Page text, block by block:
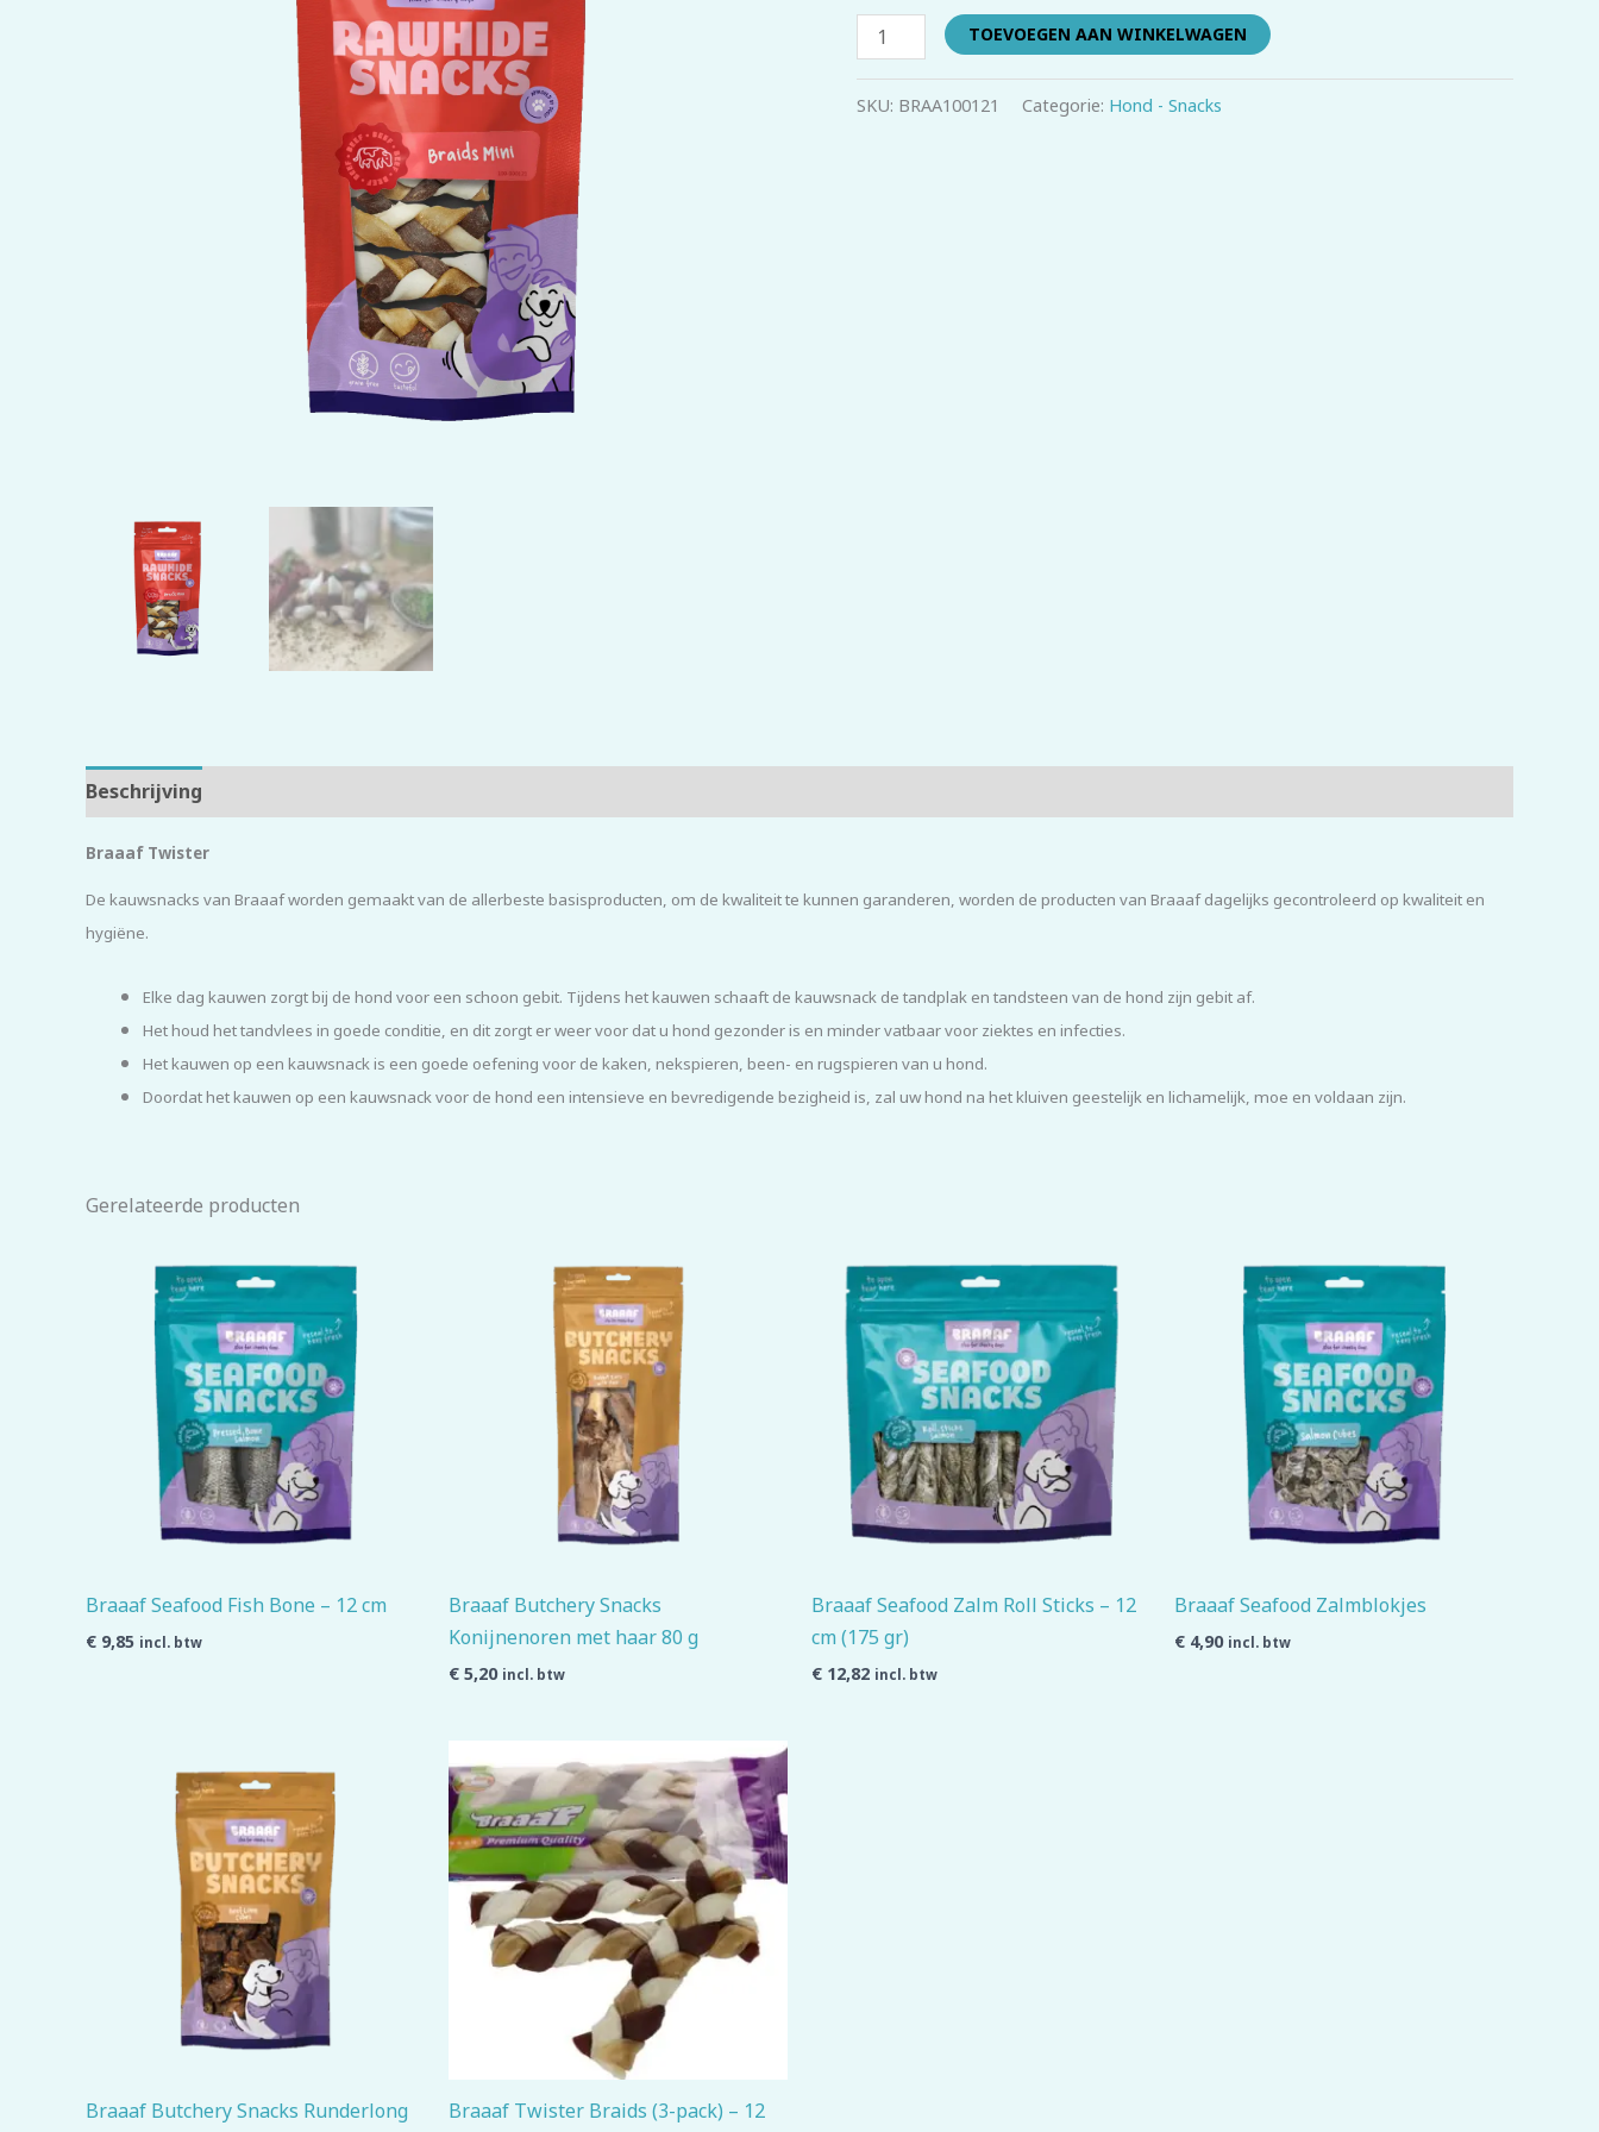
cm
aantal
TOEVOEGEN AAN WINKELWAGEN
SKU: BRAA100121 Categorie: Hond - Snacks
Beschrijving
Braaaf Twister
De kauwsnacks van Braaaf worden gemaakt van de allerbeste basisproducten, om de kwaliteit te kunnen garanderen, worden de producten van Braaaf dagelijks gecontroleerd op kwaliteit en
hygiëne.
Elke dag kauwen zorgt bij de hond voor een schoon gebit. Tijdens het kauwen schaaft de kauwsnack de tandplak en tandsteen van de hond zijn gebit af.
Het houd het tandvlees in goede conditie, en dit zorgt er weer voor dat u hond gezonder is en minder vatbaar voor ziektes en infecties.
Het kauwen op een kauwsnack is een goede oefening voor de kaken, nekspieren, been- en rugspieren van u hond.
Doordat het kauwen op een kauwsnack voor de hond een intensieve en bevredigende bezigheid is, zal uw hond na het kluiven geestelijk en lichamelijk, moe en voldaan zijn.
Gerelateerde producten
Braaaf Seafood Fish Bone – 12 cm
€ 9,85 incl. btw
Braaaf Butchery Snacks
Konijnenoren met haar 80 g
€ 5,20 incl. btw
Braaaf Seafood Zalm Roll Sticks – 12
cm (175 gr)
€ 12,82 incl. btw
Braaaf Seafood Zalmblokjes
€ 4,90 incl. btw
Braaaf Butchery Snacks Runderlong
Braaaf Twister Braids (3-pack) – 12